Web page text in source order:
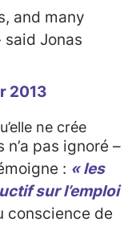
and many
Jonas
2013
ne crée
n’a pas ignoré –
: « les
sur l’emploi
conscience de